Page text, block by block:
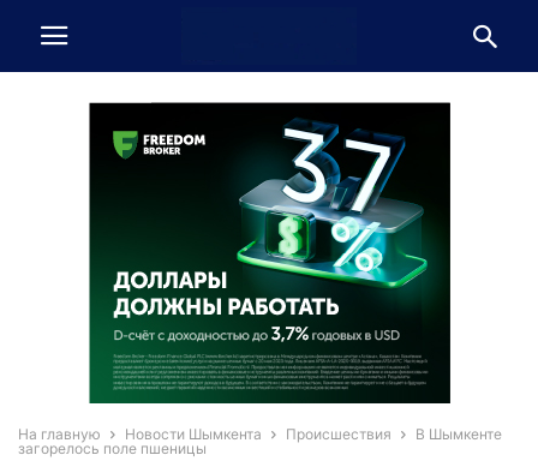
На главную Новости Шымкента Происшествия
В Шымкенте
загорелось поле пшеницы